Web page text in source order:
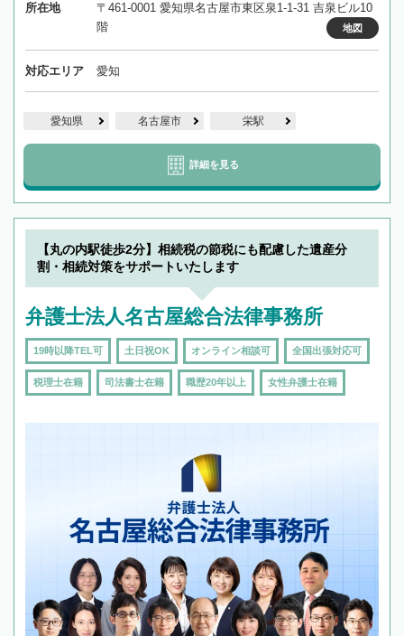
所在地
〒461-0001 愛知県名古屋市東区泉1-1-31 吉泉ビル10
階
地図
対応エリア 愛知
愛知県 名古屋市 栄駅
詳細を見る
【丸の内駅徒歩2分】相続税の節税にも配慮した遺産分
割・相続対策をサポートいたします
弁護士法人名古屋総合法律事務所
19時以降TEL可 土日祝OK オンライン相談可 全国出張対応可
税理士在籍 司法書士在籍 職歴20年以上 女性弁護士在籍